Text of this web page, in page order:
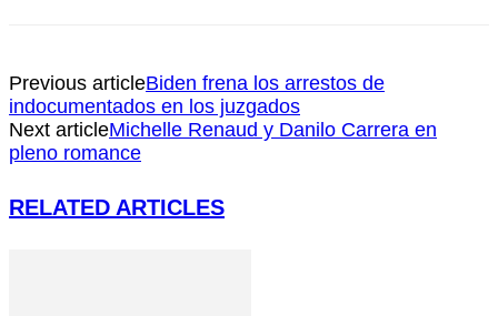
Previous articleBiden frena los arrestos de
indocumentados en los juzgados
Next articleMichelle Renaud y Danilo Carrera en
pleno romance
RELATED ARTICLES